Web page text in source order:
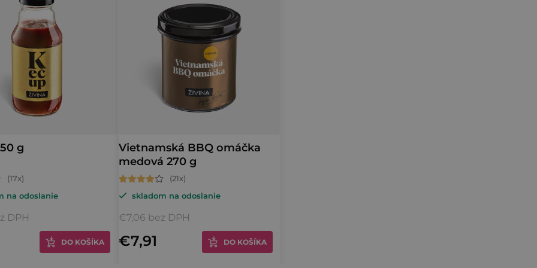
g
na odoslanie
DPH
DO KOŠÍKA
Vietnamská BBQ omáčka
medová 270 g
Priemerné
hodnotenie
produktu
4,4
skladom na odoslanie
€7,06 bez DPH
€7,91 DO KOŠÍKA